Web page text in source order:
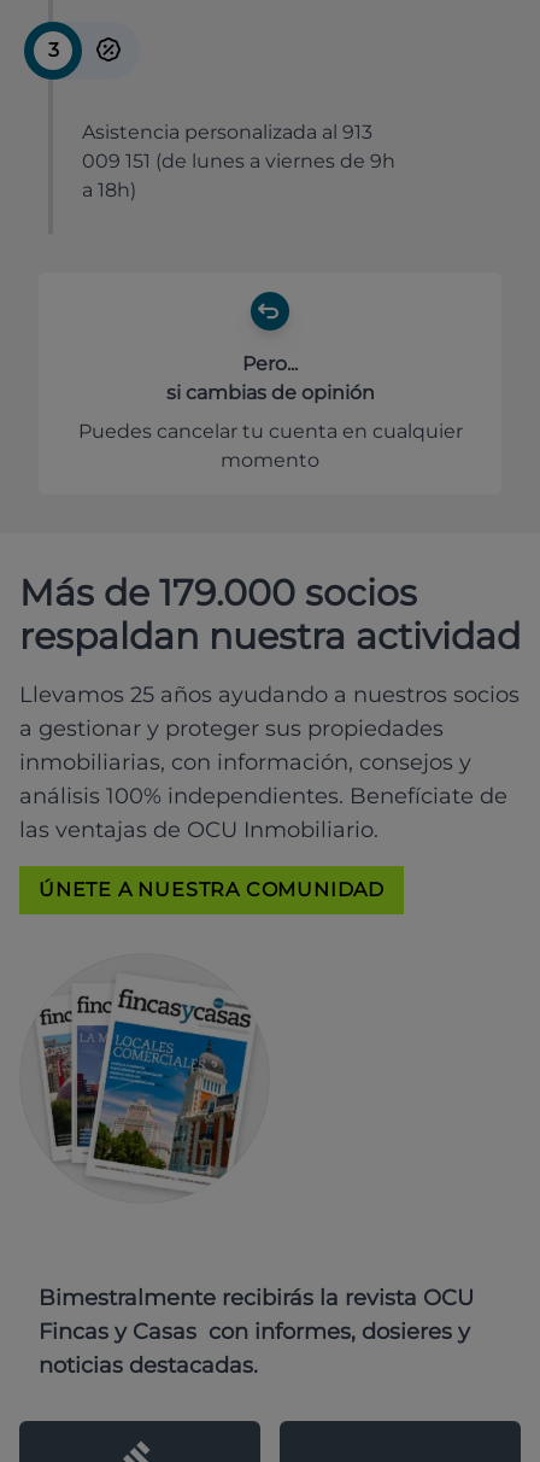
3
Asistencia personalizada al 913
009 151 (de lunes a viernes de 9h
a 18h)
Pero...
si cambias de opinión
Puedes cancelar tu cuenta en cualquier
momento
Más de 179.000 socios
respaldan nuestra actividad
Llevamos 25 años ayudando a nuestros socios
a gestionar y proteger sus propiedades
inmobiliarias, con información, consejos y
análisis 100% independientes. Benefíciate de
las ventajas de OCU Inmobiliario.
ÚNETE A NUESTRA COMUNIDAD
Bimestralmente recibirás la revista OCU
Fincas y Casas con informes, dosieres y
noticias destacadas.